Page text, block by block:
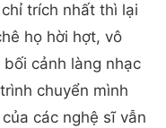
trích nhất thì lại
họ hời hợt, vô
cảnh làng nhạc
chuyển mình
các nghệ sĩ vẫn